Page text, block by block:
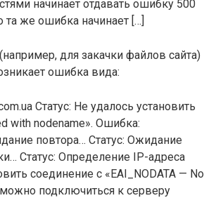
начинает отдавать ошибку 500
та же ошибка начинает […]
для закачки файлов сайта)
ошибка вида:
Статус: Не удалось установить
with nodename». Ошибка:
повтора… Статус: Ожидание
Статус: Определение IP-адреса
соединение с «EAI_NODATA — No
подключиться к серверу